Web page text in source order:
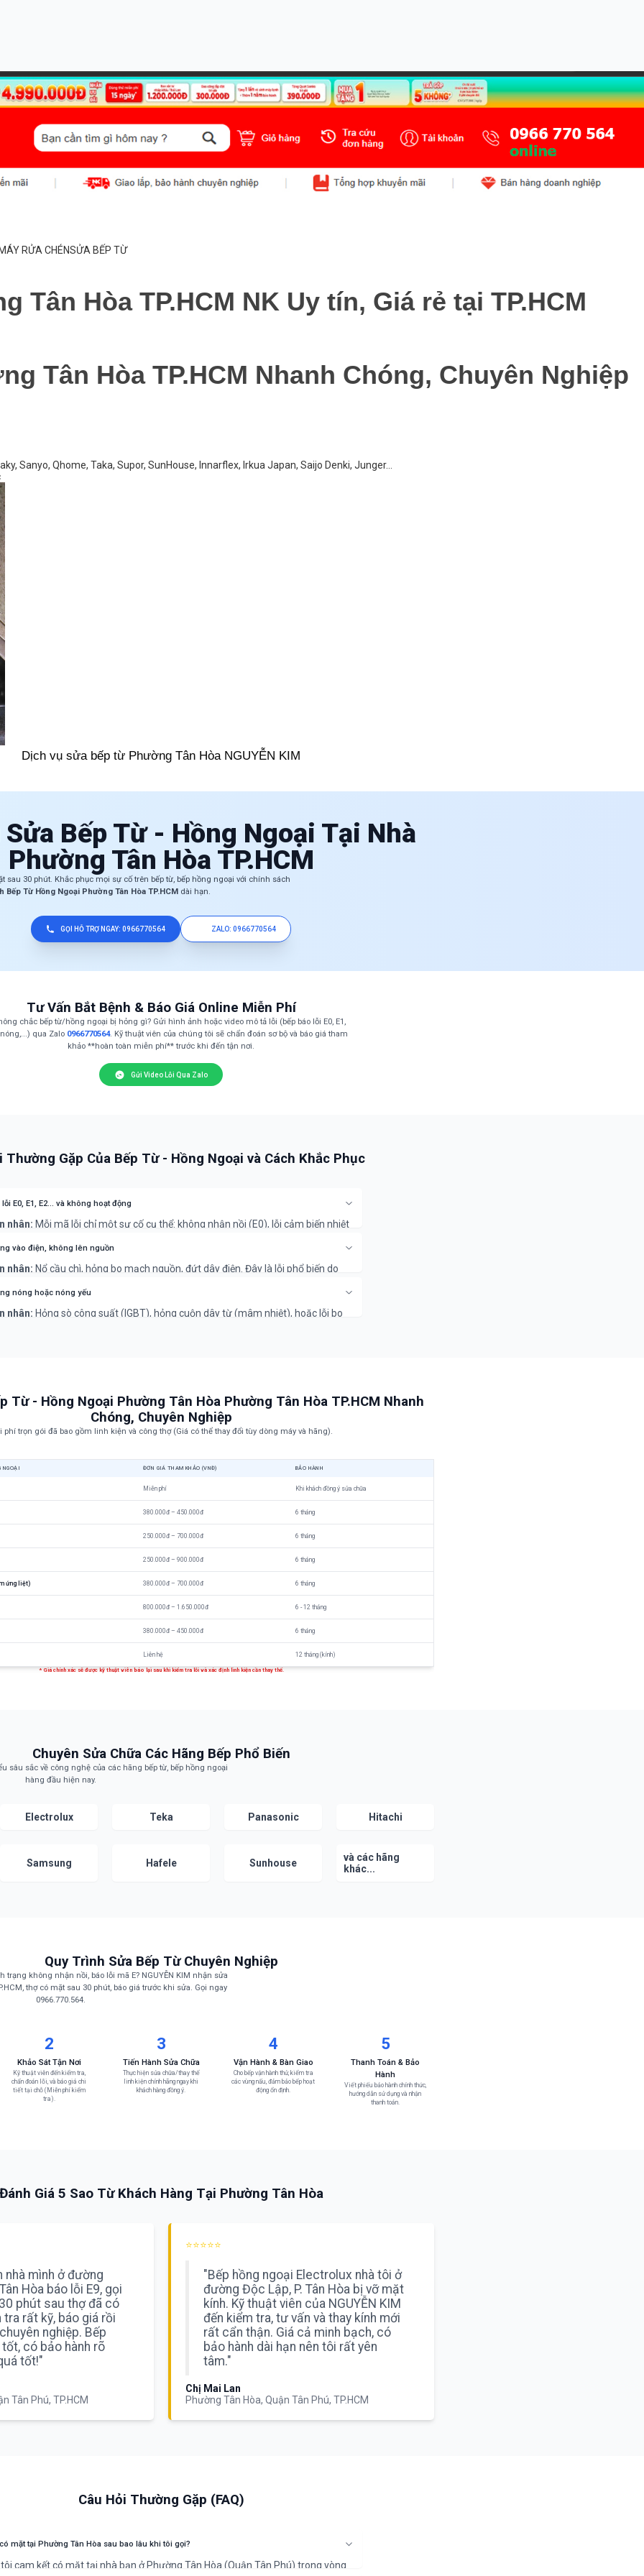
RỬA CHÉNSỬA BẾP TỪ
Hòa TP.HCM NK Uy tín, Giá rẻ tại TP.HCM
Tân Hòa TP.HCM Nhanh Chóng, Chuyên Nghiệp
Sanyo, Qhome, Taka, Supor, SunHouse, Innarflex, Irkua Japan, Saijo Denki, Junger…
Dịch vụ sửa bếp từ Phường Tân Hòa NGUYỄN KIM
Sửa Bếp Từ - Hồng Ngoại Tại Nhà
Phường Tân Hòa TP.HCM
sau 30 phút. Khắc phục mọi sự cố trên bếp từ, bếp hồng ngoại với chính sách
Bếp Từ Hồng Ngoại Phường Tân Hòa TP.HCM dài hạn.
GỌI HỖ TRỢ NGAY: 0966770564 ZALO: 0966770564
Tư Vấn Bắt Bệnh & Báo Giá Online Miễn Phí
chắc bếp từ/hồng ngoại bị hỏng gì? Gửi hình ảnh hoặc video mô tả lỗi (bếp báo lỗi E0, E1,
qua Zalo 0966770564. Kỹ thuật viên của chúng tôi sẽ chẩn đoán sơ bộ và báo giá tham
khảo **hoàn toàn miễn phí** trước khi đến tận nơi.
Gửi Video Lỗi Qua Zalo
Thường Gặp Của Bếp Từ - Hồng Ngoại và Cách Khắc Phục
E0, E1, E2... và không hoạt động
nhân: Mỗi mã lỗi chỉ một sự cố cụ thể: không nhận nồi (E0), lỗi cảm biến nhiệt
Thử rút điện và cắm lại. Nếu lỗi vẫn còn, cần thợ có chuyên môn để chẩn
vào điện, không lên nguồn
nhân: Nổ cầu chì, hỏng bo mạch nguồn, đứt dây điện. Đây là lỗi phổ biến do
Cần kỹ thuật viên chuyên nghiệp kiểm tra và sửa chữa bo mạch để đảm
nóng hoặc nóng yếu
nhân: Hỏng sò công suất (IGBT), hỏng cuộn dây từ (mâm nhiệt), hoặc lỗi bo
Từ - Hồng Ngoại Phường Tân Hòa Phường Tân Hòa TP.HCM Nhanh
Chóng, Chuyên Nghiệp
phí trọn gói đã bao gồm linh kiện và công thợ (Giá có thể thay đổi tùy dòng máy và hãng).
NGOẠI ĐƠN GIÁ THAM KHẢO (VNĐ) BẢO HÀNH
Miễn phí Khi khách đồng ý sửa chữa
380.000đ – 450.000đ 6 tháng
250.000đ – 700.000đ 6 tháng
250.000đ – 900.000đ 6 tháng
ứng liệt) 380.000đ – 700.000đ 6 tháng
800.000đ – 1.650.000đ 6 - 12 tháng
380.000đ – 450.000đ 6 tháng
Liên hệ 12 tháng (kính)
* Giá chính xác sẽ được kỹ thuật viên báo lại sau khi kiểm tra lỗi và xác định linh kiện cần thay thế.
Chuyên Sửa Chữa Các Hãng Bếp Phổ Biến
sâu sắc về công nghệ của các hãng bếp từ, bếp hồng ngoại
hàng đầu hiện nay.
Electrolux Teka Panasonic Hitachi
Samsung Hafele Sunhouse
và các hãng
khác...
Quy Trình Sửa Bếp Từ Chuyên Nghiệp
trạng không nhận nồi, báo lỗi mã E? NGUYỄN KIM nhận sửa
thợ có mặt sau 30 phút, báo giá trước khi sửa. Gọi ngay
0966.770.564.
2
Khảo Sát Tận Nơi
Kỹ thuật viên đến kiểm tra,
chẩn đoán lỗi, và báo giá chi
tiết tại chỗ (Miễn phí kiểm
tra).
3
Tiến Hành Sửa Chữa
Thực hiện sửa chữa/thay thế
linh kiện chính hãng ngay khi
khách hàng đồng ý.
4
Vận Hành & Bàn Giao
Cho bếp vận hành thử, kiểm tra
các vùng nấu, đảm bảo bếp hoạt
động ổn định.
5
Thanh Toán & Bảo
Hành
Viết phiếu bảo hành chính thức,
hướng dẫn sử dụng và nhận
thanh toán.
Đánh Giá 5 Sao Từ Khách Hàng Tại Phường Tân Hòa
nhà mình ở đường
Hòa báo lỗi E9, gọi
phút sau thợ đã có
tra rất kỹ, báo giá rồi
nghiệp. Bếp
có bảo hành rõ
tốt!"
Tân Phú, TP.HCM
⭐⭐⭐⭐⭐
"Bếp hồng ngoại Electrolux nhà tôi ở
đường Độc Lập, P. Tân Hòa bị vỡ mặt
kính. Kỹ thuật viên của NGUYỄN KIM
đến kiểm tra, tư vấn và thay kính mới
rất cẩn thận. Giá cả minh bạch, có
bảo hành dài hạn nên tôi rất yên
tâm."
Chị Mai Lan
Phường Tân Hòa, Quận Tân Phú, TP.HCM
Câu Hỏi Thường Gặp (FAQ)
mặt tại Phường Tân Hòa sau bao lâu khi tôi gọi?
cam kết có mặt tại nhà bạn ở Phường Tân Hòa (Quận Tân Phú) trong vòng